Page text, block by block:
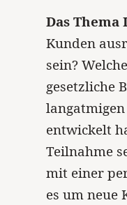
Das
Kunden
sein?
gesetzliche
entwickelt
Teilnahme
mit einer
es um neue